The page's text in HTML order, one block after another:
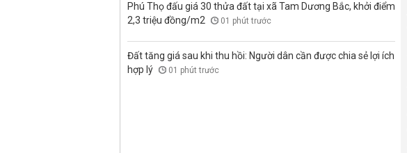
Phú Thọ đấu giá 30 thửa đất tại xã Tam Dương Bắc, khởi điểm
2,3 triệu đồng/m2
01 phút trước
Đất tăng giá sau khi thu hồi: Người dân cần được chia sẻ lợi ích
hợp lý
01 phút trước